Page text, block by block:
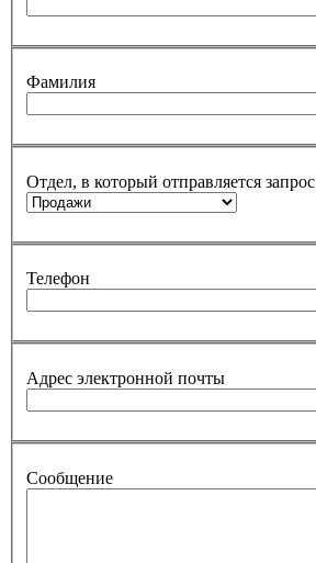
Фамилия
Отдел, в который отправляется запрос
Телефон
Адрес электронной почты
Сообщение